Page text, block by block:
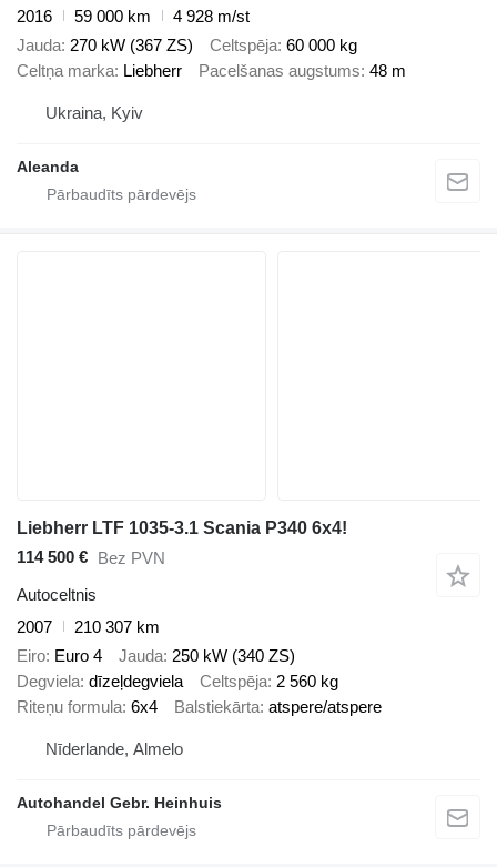
2016 59 000 km
4 928 m/st
Jauda 270 kW (367 ZS) Celtspēja 60 000 kg
Celtņa marka Liebherr Pacelšanas augstums 48 m
Ukraina, Kyiv
Aleanda
Liebherr LTF 1035-3.1 Scania P340 6x4!
114 500 €
Bez PVN
Autoceltnis
2007
210 307 km
Eiro Euro 4 Jauda 250 kW (340 ZS)
Degviela dīzeļdegviela Celtspēja 2 560 kg
Riteņu formula 6x4 Balstiekārta atspere/atspere
Nīderlande, Almelo
Autohandel Gebr. Heinhuis